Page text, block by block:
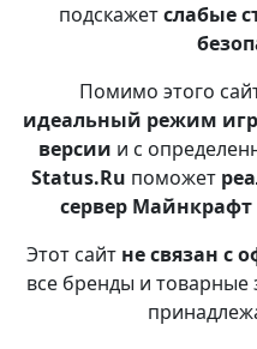
подскажетслабые
Помимо этого
идеальный режим
версии и с
Status.Ru поможет
сервер Майнкрафт
Этот сайт не связан с
все бренды и товарные